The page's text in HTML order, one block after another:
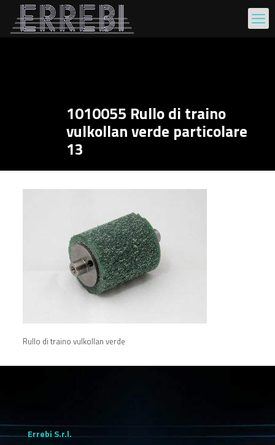
1010055 Rullo di traino
vulkollan verde particolare
13
Rullo di traino vulkollan verde
Errebi S.r.l.